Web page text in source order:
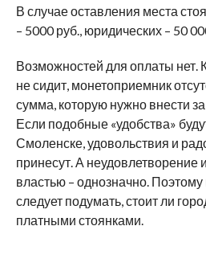
В случае оставления места
– 5000 руб., юридических – 50
Возможностей для оплаты нет.
не сидит, монетоприемник
сумма, которую нужно внести
Если подобные «удобства»
Смоленске, удовольствия и
принесут. А неудовлетворение
властью – однозначно.
следует подумать, стоит ли
платными стоянками.